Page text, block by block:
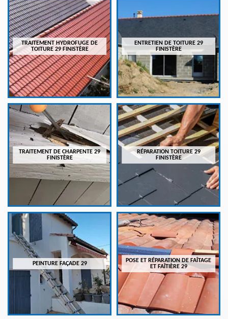
TRAITEMENT HYDROFUGE DE
TOITURE 29 FINISTÈRE
ENTRETIEN DE TOITURE 29
FINISTÈRE
TRAITEMENT DE CHARPENTE 29
FINISTÈRE
RÉPARATION TOITURE 29
FINISTÈRE
PEINTURE FAÇADE 29
POSE ET RÉPARATION DE FAÎTAGE
ET FAÎTIÈRE 29